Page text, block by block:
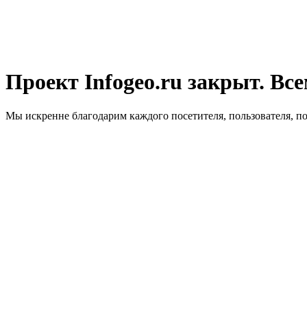
Проект Infogeo.ru закрыт.
Мы искренне благодарим каждого посетителя, пользователя,